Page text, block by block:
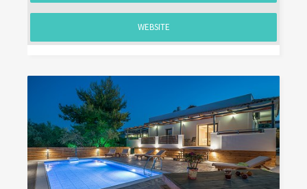
WEBSITE